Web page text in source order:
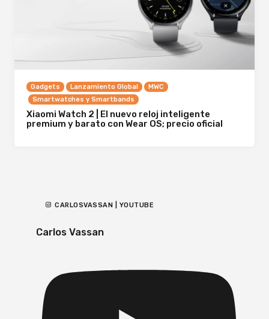
Gadgets Lanzamiento Global
MWC
Smartwatches y Smartbands
Xiaomi Watch 2 | El nuevo reloj inteligente
premium y barato con Wear OS; precio oficial
CARLOSVASSAN | YOUTUBE
Carlos Vassan